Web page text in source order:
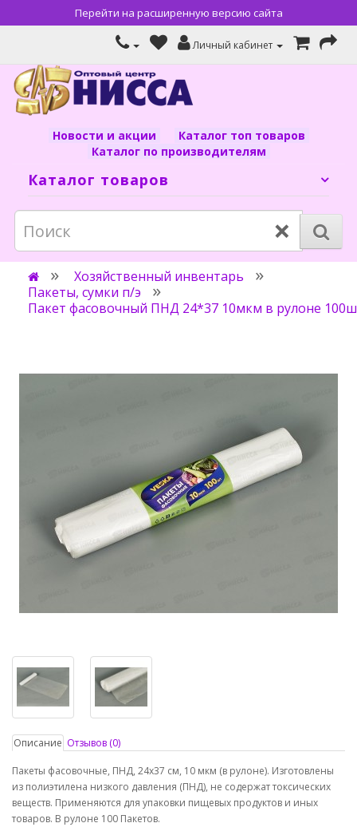
Перейти на расширенную версию сайта
Личный кабинет
Новости и акции
Каталог топ товаров
Каталог по производителям
Каталог товаров
×
Хозяйственный инвентарь
Пакеты, сумки п/э
Пакет фасовочный ПНД 24*37 10мкм в рулоне
Описание Отзывов (0)
Пакеты фасовочные, ПНД, 24х37 см, 10 мкм (в рулоне). Изготовлены
из полиэтилена низкого давления (ПНД), не содержат токсических
веществ. Применяются для упаковки пищевых продуктов и иных
товаров. В рулоне 100 Пакетов.